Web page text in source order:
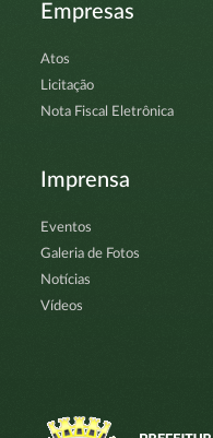
Empresas
Atos
Licitação
Nota Fiscal Eletrônica
Imprensa
Eventos
Galeria de Fotos
Notícias
Vídeos